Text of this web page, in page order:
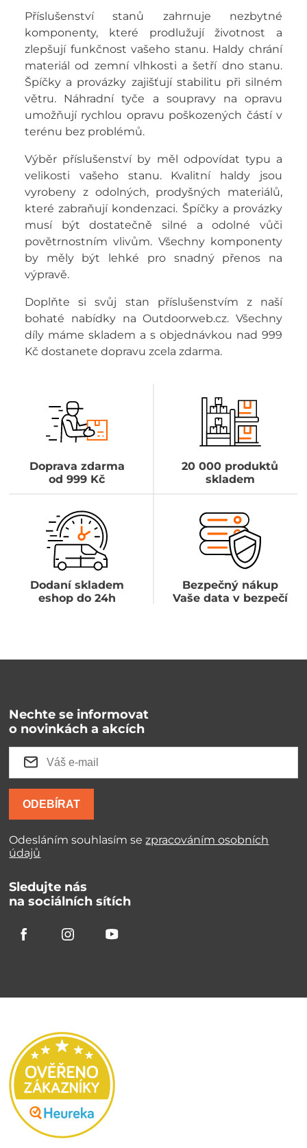
Příslušenství stanů zahrnuje nezbytné
komponenty, které prodlužují životnost a
zlepšují funkčnost vašeho stanu. Haldy chrání
materiál od zemní vlhkosti a šetří dno stanu.
Špíčky a provázky zajišťují stabilitu při silném
větru. Náhradní tyče a soupravy na opravu
umožňují rychlou opravu poškozených částí v
terénu bez problémů.
Výběr příslušenství by měl odpovídat typu a
velikosti vašeho stanu. Kvalitní haldy jsou
vyrobeny z odolných, prodyšných materiálů,
které zabraňují kondenzaci. Špíčky a provázky
musí být dostatečně silné a odolné vůči
povětrnostním vlivům. Všechny komponenty
by měly být lehké pro snadný přenos na
výpravě.
Doplňte si svůj stan příslušenstvím z naší
bohaté nabídky na Outdoorweb.cz. Všechny
díly máme skladem a s objednávkou nad 999
Kč dostanete dopravu zcela zdarma.
Doprava zdarma
od 999 Kč
20 000 produktů
skladem
Dodaní skladem
eshop do 24h
Bezpečný nákup
Vaše data v bezpečí
Nechte se informovat
o novinkách a akcích
ODEBÍRAT
Odesláním souhlasím sezpracováním osobních
údajů
Sledujte nás
na sociálních sítích